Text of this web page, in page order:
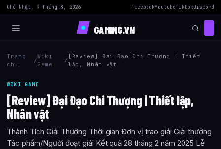
Chủ Nhật, 9 Tháng 8, 2026 FacebookYoutubeTiktokDiscord
GAMING.VN
Trang
chu
/
Wiki
Game
/
[Review] Đại Đạo Chi Thượng | Thiết
lập, Nhân vật
WIKI GAME
[Review] Đại Đạo Chi Thượng | Thiết lập,
Nhân vật
Thành Tích Giải Thưởng Thời gian Đơn vị trao giải Giải thưởng
Tác phẩm/Người đoạt giải Kết quả 28 tháng 2 năm 2025 Lễ